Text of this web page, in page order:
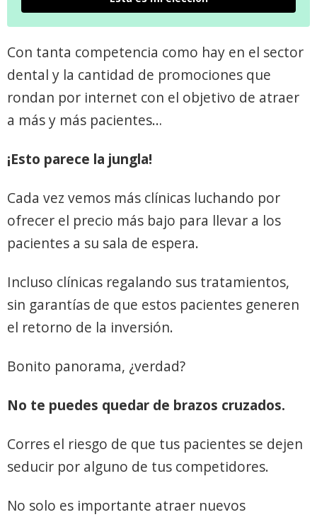
Con tanta competencia como hay en el sector
dental y la cantidad de promociones que
rondan por internet con el objetivo de atraer
a más y más pacientes…
¡Esto parece la jungla!
Cada vez vemos más clínicas luchando por
ofrecer el precio más bajo para llevar a los
pacientes a su sala de espera.
Incluso clínicas regalando sus tratamientos,
sin garantías de que estos pacientes generen
el retorno de la inversión.
Bonito panorama, ¿verdad?
No te puedes quedar de brazos cruzados.
Corres el riesgo de que tus pacientes se dejen
seducir por alguno de tus competidores.
No solo es importante atraer nuevos